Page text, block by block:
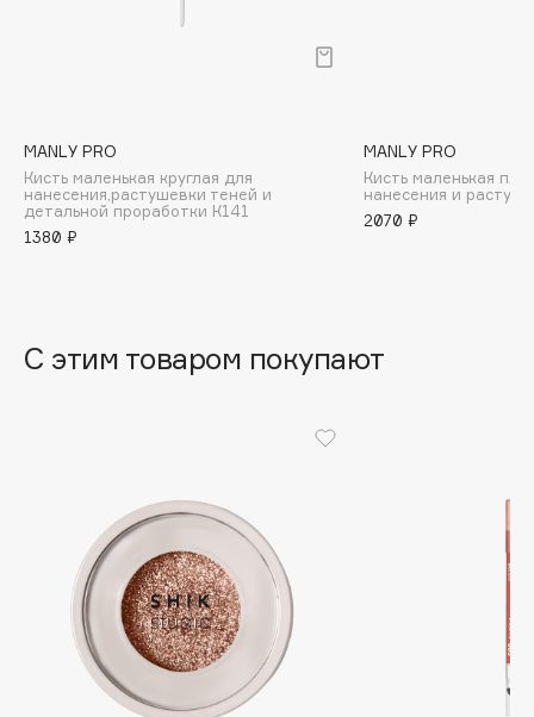
Banderas
Basicare
Batiste
beautyblender
Biorepair
Blistex
Boadicea The Victorious
MANLY PRO
Кисть маленькая круглая для
нанесения,растушевки теней и
детальной проработки К141
1380 ₽
MANLY PRO
Кисть маленькая
нанесения и
2070 ₽
С этим товаром покупают